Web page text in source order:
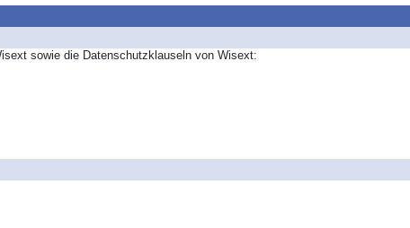
sowie die Datenschutzklauseln von Wisext: